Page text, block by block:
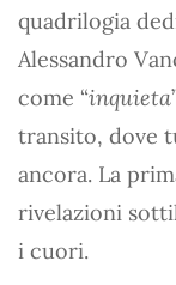
quadrilogia
Alessandro
come “inquieta
transito, dove
ancora. La
rivelazioni
i cuori.